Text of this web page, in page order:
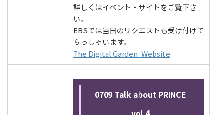
詳しくはイベント・サイトをご覧下さ
い。
BBSでは当日のリクエストも受け付けて
らっしゃいます。
The Digital Garden_Website
0709 Talk about PRINCE
vol.4